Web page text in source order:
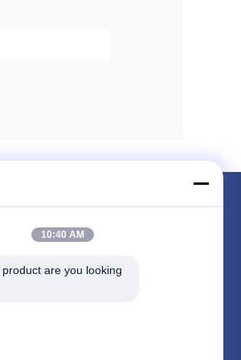
mit. Wir werden die besten
10:40 AM
are you looking